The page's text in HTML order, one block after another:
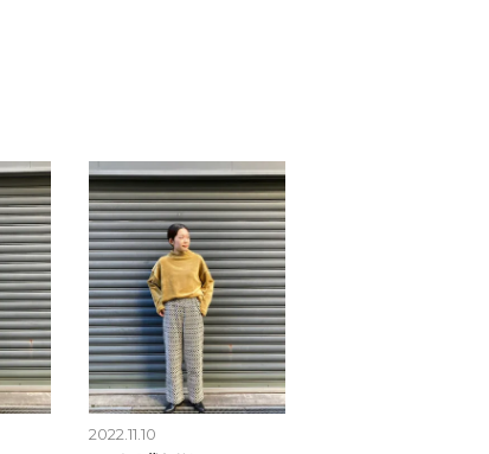
2022.11.10